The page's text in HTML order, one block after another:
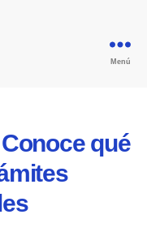
Menú
qué